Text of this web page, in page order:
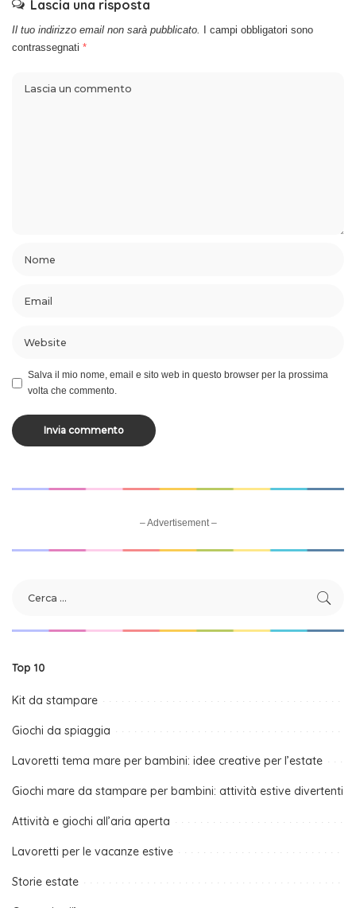
Lascia una risposta
Il tuo indirizzo email non sarà pubblicato.
I campi obbligatori sono
contrassegnati *
Salva il mio nome, email e sito web in questo browser per la prossima
volta che commento.
– Advertisement –
Top 10
Kit da stampare
Giochi da spiaggia
Lavoretti tema mare per bambini: idee creative per l’estate
Giochi mare da stampare per bambini: attività estive divertenti
Attività e giochi all’aria aperta
Lavoretti per le vacanze estive
Storie estate